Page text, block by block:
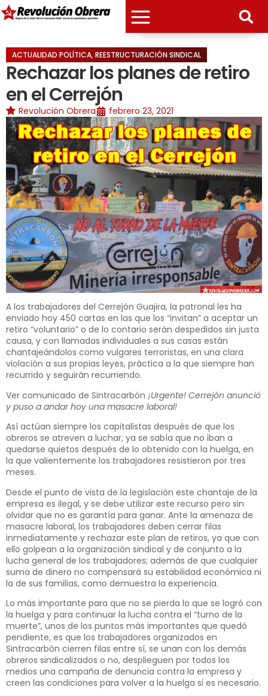
ACTUALIDAD POLÍTICA,REESTRUCTURACIÓN SINDICAL
Rechazar los planes de retiro
en el Cerrejón
Revolución Obrera febrero 23, 2021
A los trabajadores del Cerrejón Guajira, la patronal les ha
enviado hoy 450 cartas en las que los “invitan” a aceptar un
retiro “voluntario” o de lo contario serán despedidos sin justa
causa, y con llamadas individuales a sus casas están
chantajeándolos como vulgares terroristas, en una clara
violación a sus propias leyes, práctica a la que siempre han
recurrido y seguirán recurriendo.
Ver comunicado de Sintracarbón ¡Urgente! Cerrejón anunció
y puso a andar hoy una masacre laboral!
Así actúan siempre los capitalistas después de que los
obreros se atreven a luchar, ya se sabía que no iban a
quedarse quietos después de lo obtenido con la huelga, en
la que valientemente los trabajadores resistieron por tres
meses.
Desde el punto de vista de la legislación este chantaje de la
empresa es ilegal, y se debe utilizar este recurso pero sin
olvidar que no es garantía para ganar. Ante la amenaza de
masacre laboral, los trabajadores deben cerrar filas
inmediatamente y rechazar este plan de retiros, ya que con
ello golpean a la organización sindical y de conjunto a la
lucha general de los trabajadores; además de que cualquier
suma de dinero no compensará su estabilidad económica ni
la de sus familias, como demuestra la experiencia.
Lo más importante para que no se pierda lo que se logró con
la huelga y para continuar la lucha contra el “turno de la
muerte”, unos de los puntos más importantes que quedó
pendiente, es que los trabajadores organizados en
Sintracarbón cierren filas entre sí, se unan con los demás
obreros sindicalizados o no, desplieguen por todos los
medios una campaña de denuncia contra la empresa y
creen las condiciones para volver a la huelga si es necesario.